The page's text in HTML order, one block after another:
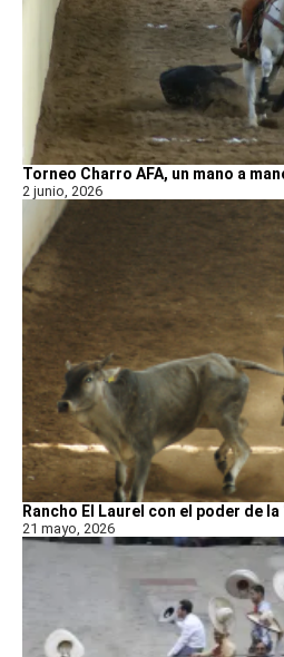
Torneo Charro AFA, un mano a
2 junio, 2026
Rancho El Laurel con el poder de la
21 mayo, 2026